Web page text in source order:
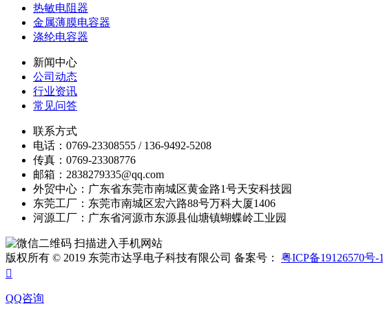
热敏电阻器
金属薄膜电容器
涤纶电容器
新闻中心
公司动态
行业资讯
常见问答
联系方式
电话：0769-23308555 / 136-9492-5208
传真：0769-23308776
邮箱：2838279335@qq.com
外贸中心：广东省东莞市南城区黄金路1号天安科技园
东莞工厂：东莞市南城区宏六路88号万科大厦1406
河源工厂：广东省河源市东源县仙塘镇蝴蝶岭工业园
扫描进入手机网站
版权所有 © 2019 东莞市达孚电子科技有限公司 备案号： 粤ICP备19126570号-1

QQ咨询